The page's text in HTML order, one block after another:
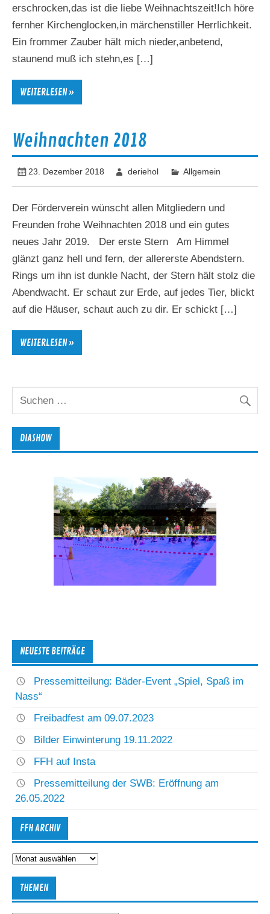
erschrocken,das ist die liebe Weihnachtszeit!Ich höre
fernher Kirchenglocken,in märchenstiller Herrlichkeit.
Ein frommer Zauber hält mich nieder,anbetend,
staunend muß ich stehn,es […]
WEITERLESEN »
Weihnachten 2018
23. Dezember 2018 deriehol Allgemein
Der Förderverein wünscht allen Mitgliedern und
Freunden frohe Weihnachten 2018 und ein gutes
neues Jahr 2019. Der erste Stern Am Himmel
glänzt ganz hell und fern, der allererste Abendstern.
Rings um ihn ist dunkle Nacht, der Stern hält stolz die
Abendwacht. Er schaut zur Erde, auf jedes Tier, blickt
auf die Häuser, schaut auch zu dir. Er schickt […]
WEITERLESEN »
DIASHOW
NEUESTE BEITRÄGE
Pressemitteilung: Bäder-Event „Spiel, Spaß im
Nass“
Freibadfest am 09.07.2023
Bilder Einwinterung 19.11.2022
FFH auf Insta
Pressemitteilung der SWB: Eröffnung am
26.05.2022
FFH ARCHIV
FFH
Archiv
THEMEN